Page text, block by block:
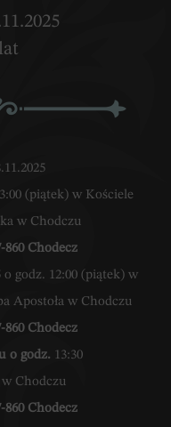
(piątek) w Kościele
w Chodczu
860 Chodecz
o godz. 12:00 (piątek) w
Apostoła w Chodczu
860 Chodecz
o godz. 13:30
Chodczu
860 Chodecz